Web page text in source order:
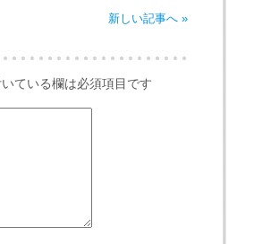
新しい記事へ »
ている欄は必須項目です